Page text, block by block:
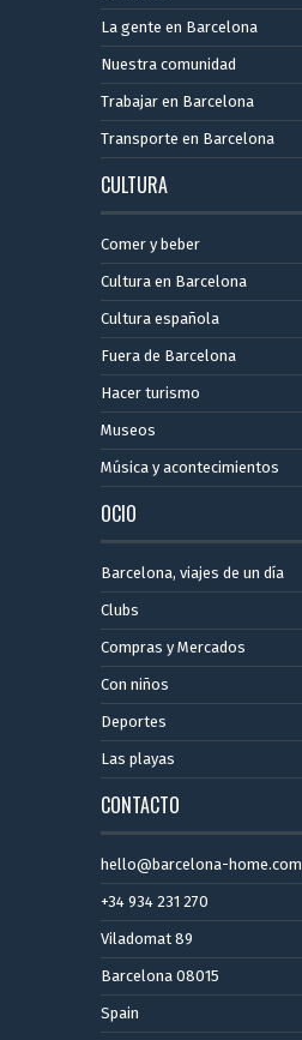
La gente en Barcelona
Nuestra comunidad
Trabajar en Barcelona
Transporte en Barcelona
CULTURA
Comer y beber
Cultura en Barcelona
Cultura española
Fuera de Barcelona
Hacer turismo
Museos
Música y acontecimientos
OCIO
Barcelona, ​​viajes de un día
Clubs
Compras y Mercados
Con niños
Deportes
Las playas
CONTACTO
hello@barcelona-home.com
+34 934 231 270
Viladomat 89
Barcelona 08015
Spain